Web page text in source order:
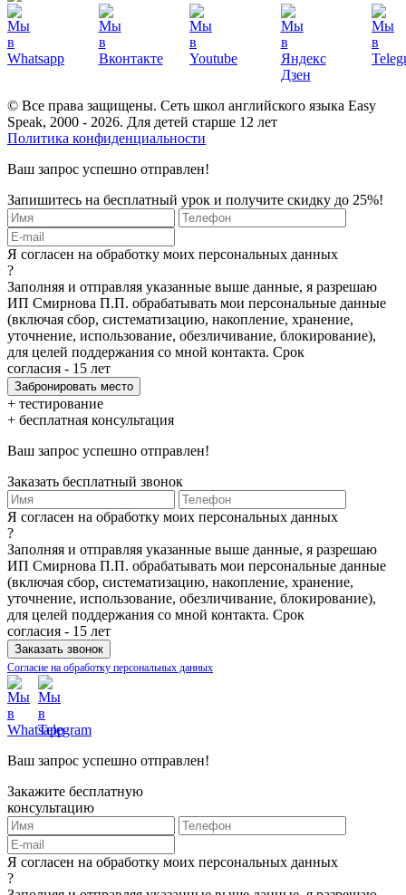
© Все права защищены. Сеть школ английского языка Easy
Speak, 2000 - 2026. Для детей старше 12 лет
Политика конфиденциальности
Ваш запрос успешно отправлен!
Запишитесь на бесплатный урок и получите скидку до 25%!
Я согласен на обработку моих персональных данных
?
Заполняя и отправляя указанные выше данные, я разрешаю
ИП Смирнова П.П. обрабатывать мои персональные данные
(включая сбор, систематизацию, накопление, хранение,
уточнение, использование, обезличивание, блокирование),
для целей поддержания со мной контакта. Срок
согласия - 15 лет
+ тестирование
+ бесплатная консультация
Ваш запрос успешно отправлен!
Заказать бесплатный звонок
Я согласен на обработку моих персональных данных
?
Заполняя и отправляя указанные выше данные, я разрешаю
ИП Смирнова П.П. обрабатывать мои персональные данные
(включая сбор, систематизацию, накопление, хранение,
уточнение, использование, обезличивание, блокирование),
для целей поддержания со мной контакта. Срок
согласия - 15 лет
Согласие на обработку персональных данных
Ваш запрос успешно отправлен!
Закажите бесплатную
консультацию
Я согласен на обработку моих персональных данных
?